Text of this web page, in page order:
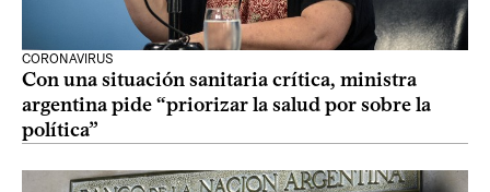
CORONAVIRUS
Con una situación sanitaria crítica, ministra
argentina pide “priorizar la salud por sobre la
política”